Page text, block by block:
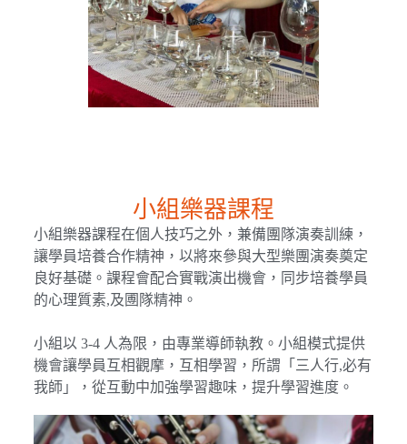
小組樂器課程
小組樂器課程在個人技巧之外，兼備團隊演奏訓練，
讓學員培養合作精神，以將來參與大型樂團演奏奠定
良好基礎。課程會配合實戰演出機會，同步培養學員
的心理質素,及圑隊精神。
小組以 3-4 人為限，由專業導師執教。小組模式提供
機會讓學員互相觀摩，互相學習，所謂「三人行,必有
我師」，從互動中加強學習趣味，提升學習進度。